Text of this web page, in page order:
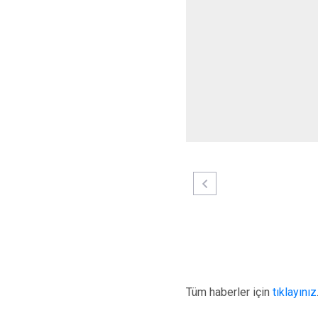
Tüm haberler için tıklayınız